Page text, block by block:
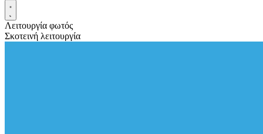
Λειτουργία φωτός
Σκοτεινή λειτουργία